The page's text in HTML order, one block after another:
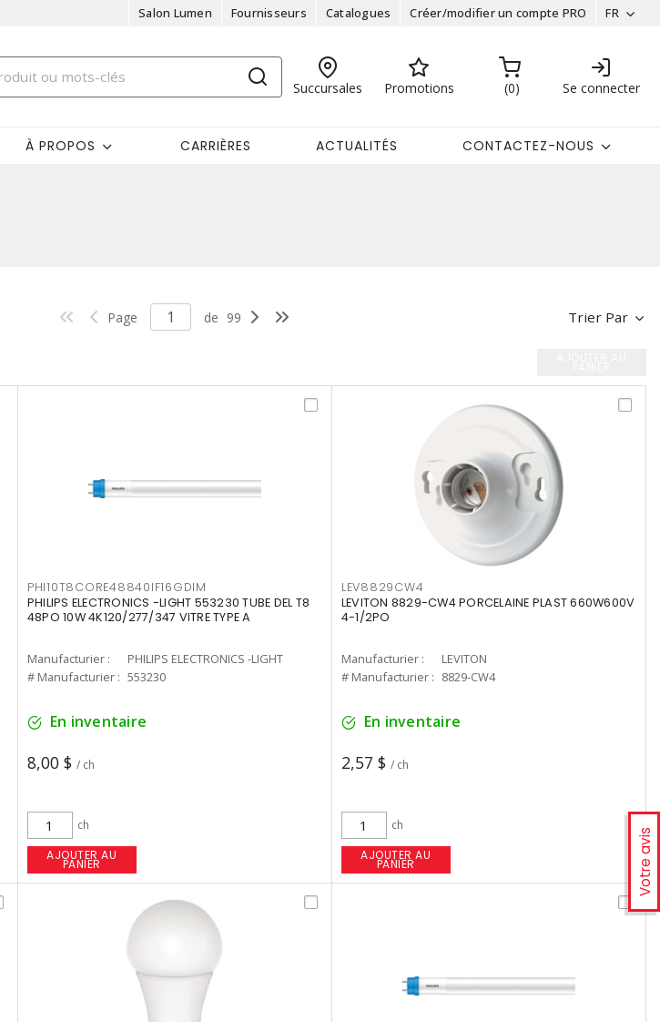
Salon Lumen Fournisseurs Catalogues Créer/modifier un compte PRO FR
Succursales Promotions 0 Se connecter
À PROPOS CARRIÈRES ACTUALITÉS CONTACTEZ-NOUS
Votre avis
Trier Par
Page de 99
PHI10T8CORE48840IF16GDIM
PHILIPS ELECTRONICS -LIGHT 553230 TUBE DEL T8
48PO 10W 4K120/277/347 VITRE TYPE A
Manufacturier :
PHILIPS ELECTRONICS -LIGHT
# Manufacturier : 553230
En inventaire
8,00 $ / ch
ch
AJOUTER AU
PANIER
LEV8829CW4
LEVITON 8829-CW4 PORCELAINE PLAST 660W600V
4-1/2PO
Manufacturier :
LEVITON
# Manufacturier : 8829-CW4
En inventaire
2,57 $ / ch
ch
AJOUTER AU
PANIER